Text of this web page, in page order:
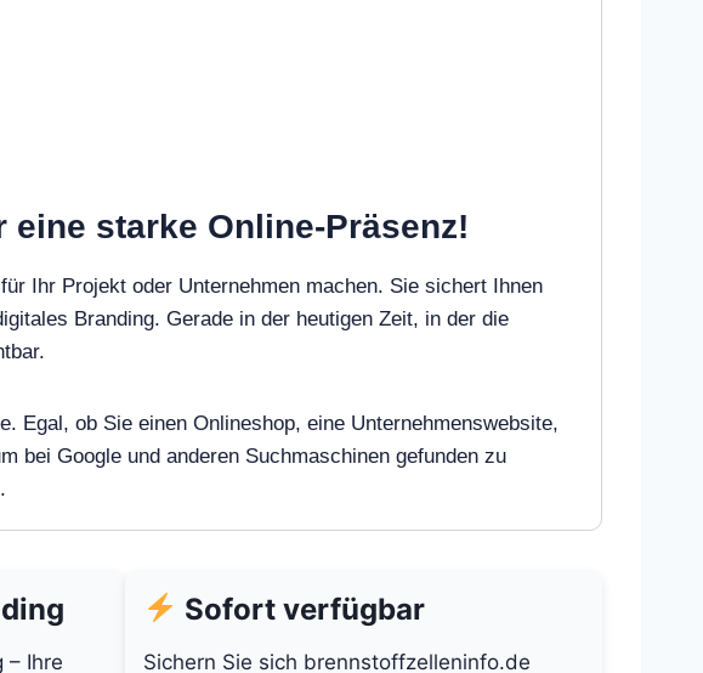
starke Online-Präsenz!
Ihr Projekt oder Unternehmen machen. Sie sichert Ihnen
Branding. Gerade in der heutigen Zeit, in der die
Egal, ob Sie einen Onlineshop, eine Unternehmenswebsite,
bei Google und anderen Suchmaschinen gefunden zu
– Ihre
Sofort verfügbar
Sichern Sie sich brennstoffzelleninfo.de